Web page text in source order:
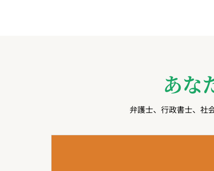
あな
弁護士、行政書士、社